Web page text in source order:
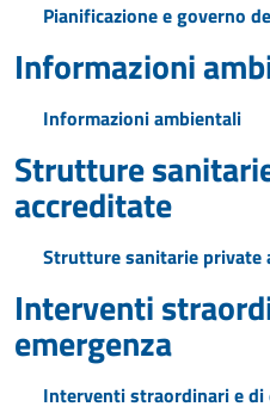
Pianificazione e governo
Informazioni
Informazioni ambientali
Strutture
accreditate
Strutture sanitarie private
Interventi
emergenza
Interventi straordinari e di